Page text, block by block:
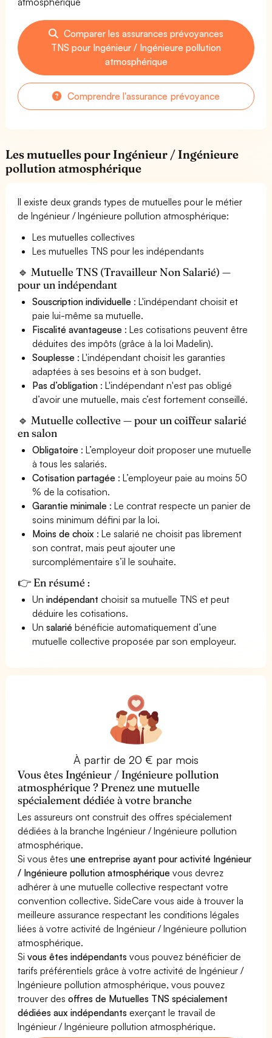
Comparer les assurances prévoyances
TNS pour Ingénieur / Ingénieure pollution
atmosphérique
Comprendre l'assurance prévoyance
Les mutuelles pour Ingénieur / Ingénieure
pollution atmosphérique
Il existe deux grands types de mutuelles pour le métier
de Ingénieur / Ingénieure pollution atmosphérique:
Les mutuelles collectives
Les mutuelles TNS pour les indépendants
🔹 Mutuelle TNS (Travailleur Non Salarié) —
pour un indépendant
Souscription individuelle : L'indépendant choisit et
paie lui-même sa mutuelle.
Fiscalité avantageuse : Les cotisations peuvent être
déduites des impôts (grâce à la loi Madelin).
Souplesse : L'indépendant choisit les garanties
adaptées à ses besoins et à son budget.
Pas d’obligation : L'indépendant n'est pas obligé
d’avoir une mutuelle, mais c’est fortement conseillé.
🔹 Mutuelle collective — pour un coiffeur salarié
en salon
Obligatoire : L’employeur doit proposer une mutuelle
à tous les salariés.
Cotisation partagée : L’employeur paie au moins 50
% de la cotisation.
Garantie minimale : Le contrat respecte un panier de
soins minimum défini par la loi.
Moins de choix : Le salarié ne choisit pas librement
son contrat, mais peut ajouter une
surcomplémentaire s’il le souhaite.
👉 En résumé :
Unindépendant choisit sa mutuelle TNS et peut
déduire les cotisations.
Unsalarié bénéficie automatiquement d’une
mutuelle collective proposée par son employeur.
À partir de 20 € par mois
Vous êtes Ingénieur / Ingénieure pollution
atmosphérique ? Prenez une mutuelle
spécialement dédiée à votre branche
Les assureurs ont construit des offres spécialement
dédiées à la branche Ingénieur / Ingénieure pollution
atmosphérique.
Si vous êtesune entreprise ayant pour activité Ingénieur
/ Ingénieure pollution atmosphérique vous devrez
adhérer à une mutuelle collective respectant votre
convention collective. SideCare vous aide à trouver la
meilleure assurance respectant les conditions légales
liées à votre activité de Ingénieur / Ingénieure pollution
atmosphérique.
Sivous êtes indépendants vous pouvez bénéficier de
tarifs préférentiels grâce à votre activité de Ingénieur /
Ingénieure pollution atmosphérique, vous pouvez
trouver desoffres de Mutuelles TNS spécialement
dédiées aux indépendants exerçant le travail de
Ingénieur / Ingénieure pollution atmosphérique.